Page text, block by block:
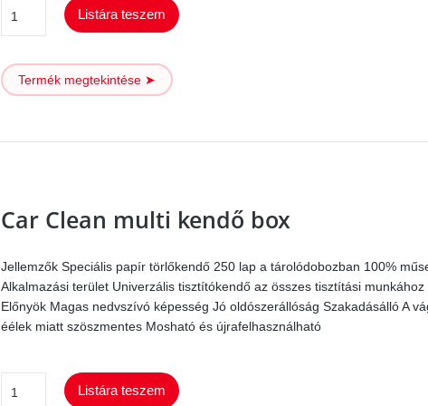
Clean
multi
mennyiség
Listára teszem
Termék megtekintése ➤
Car Clean multi kendő box
Jellemzők Speciális papír törlőkendő 250 lap a tárolódobozban 100%
Alkalmazási terület Univerzális tisztítókendő az összes tisztítási munkához
Előnyök Magas nedvszívó képesség Jó oldószerállóság Szakadásálló A
éélek miatt szöszmentes Mosható és újrafelhasználható
Listára teszem